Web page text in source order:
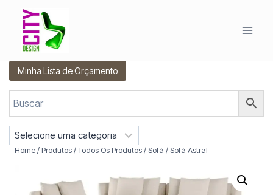
Conteúdo
Minha Lista de Orçamento
eHome / Produtos / Todos Os Produtos / Sofá / Sofá Astral